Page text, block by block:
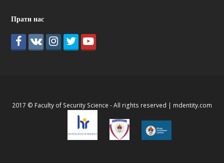
Прати нас
2017 © Faculty of Security Science - All rights reserved | mdentity.com